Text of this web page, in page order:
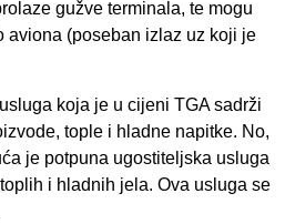
gužve terminala, te mogu
aviona (poseban izlaz uz koji je
koja je u cijeni TGA sadrži
tople i hladne napitke. No,
je potpuna ugostiteljska usluga
i hladnih jela. Ova usluga se